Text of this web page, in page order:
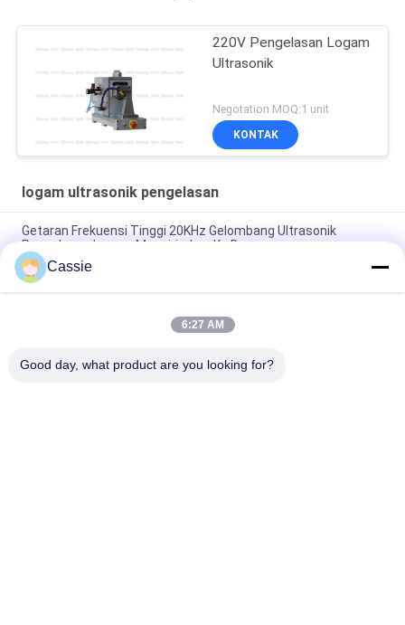
220V Pengelasan Logam
Ultrasonik
Negotation MOQ:1 unit
KONTAK
logam ultrasonik pengelasan
Getaran Frekuensi Tinggi 20KHz Gelombang Ultrasonik
Pengelasan Logam Mengirimkan Ke Bersama
3000w Tube Terminating Ultrasonic Sealing Machine Untuk
Diameter 12mm Copper Tube
Dia 12mm Tembaga Pipe Ultrasonik Sealing And Cutting Mesin
Cassie
6:27 AM
Good day, what product are you looking for?